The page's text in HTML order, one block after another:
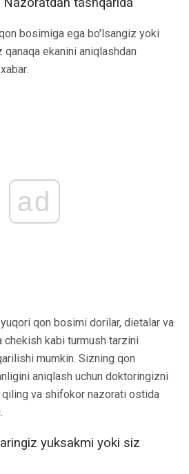
bosimiga ega bo'lsangiz yoki
ekanini aniqlashdan
ad
qon bosimi dorilar, dietalar va
kabi turmush tarzini
mumkin. Sizning qon
aniqlash uchun doktoringizni
va shifokor nazorati ostida
yuksakmi yoki siz